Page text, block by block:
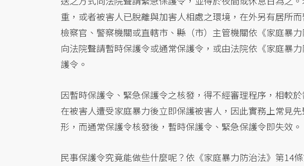
重，或者被害人已脫離與加害人相處之環境，在外另有居所
檢察官、警察機關或直轄市、縣（市）主管機關依《家庭暴
向法院聲請暫時保護令或通常保護令，或由法院依《家庭暴
護令。
因暫時保護令、緊急保護令之核發，得不經審理程序，相較
在被害人遭受家庭暴力後立即保護被害人，因此實務上常見
形，而通常保護令核發後，暫時保護令、緊急保護令即失效。
民事保護令究竟能做些什麼呢？依《家庭暴力防治法》第14